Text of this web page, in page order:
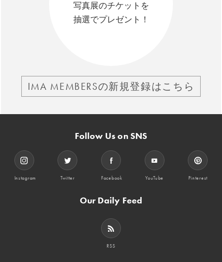
写真展のチケットを
抽選でプレゼント！
IMA MEMBERSの新規登録はこちら
Follow Us on SNS
Instagram Twitter Facebook YouTube Pinterest
Our Daily Feed
RSS